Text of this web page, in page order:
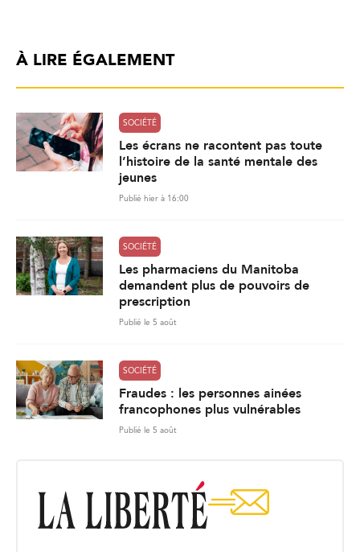
À LIRE ÉGALEMENT
SOCIÉTÉ
Les écrans ne racontent pas toute
l’histoire de la santé mentale des
jeunes
Publié hier à 16:00
SOCIÉTÉ
Les pharmaciens du Manitoba
demandent plus de pouvoirs de
prescription
Publié le 5 août
SOCIÉTÉ
Fraudes : les personnes ainées
francophones plus vulnérables
Publié le 5 août